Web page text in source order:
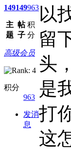
149
主
题
149
帖
子
963
积
分
高级会员
积分
963
发消
息
以
留
头
是
打
这